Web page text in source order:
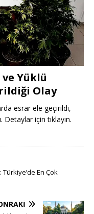
Yüklü
Olay
esrar ele geçirildi,
için tıklayın.
En Çok